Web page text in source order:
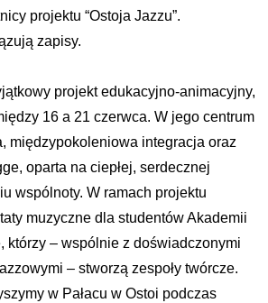
projektu “Ostoja Jazzu”.
zapisy.
projekt edukacyjno-animacyjny,
16 a 21 czerwca. W jego centrum
międzypokoleniowa integracja oraz
oparta na ciepłej, serdecznej
wspólnoty. W ramach projektu
muzyczne dla studentów Akademii
którzy – wspólnie z doświadczonymi
– stworzą zespoły twórcze.
w Pałacu w Ostoi podczas